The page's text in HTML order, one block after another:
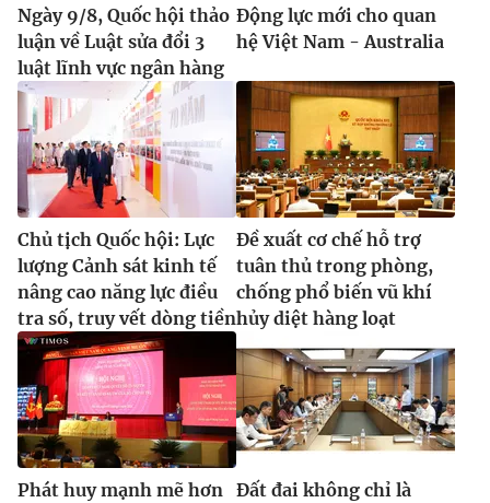
Ngày 9/8, Quốc hội thảo
luận về Luật sửa đổi 3
luật lĩnh vực ngân hàng
Động lực mới cho quan
hệ Việt Nam - Australia
Chủ tịch Quốc hội: Lực
lượng Cảnh sát kinh tế
nâng cao năng lực điều
tra số, truy vết dòng tiền
Đề xuất cơ chế hỗ trợ
tuân thủ trong phòng,
chống phổ biến vũ khí
hủy diệt hàng loạt
Phát huy mạnh mẽ hơn
Đất đai không chỉ là